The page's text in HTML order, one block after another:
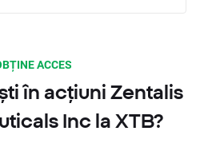
ACCES
în acțiuni Zentalis
Inc la XTB?